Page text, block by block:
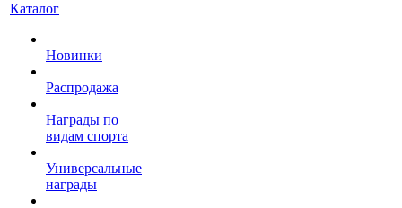
Каталог
Новинки
Распродажа
Награды по
видам спорта
Универсальные
награды